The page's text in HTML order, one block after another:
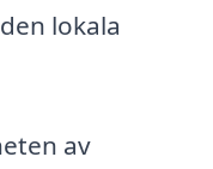
lokala
av